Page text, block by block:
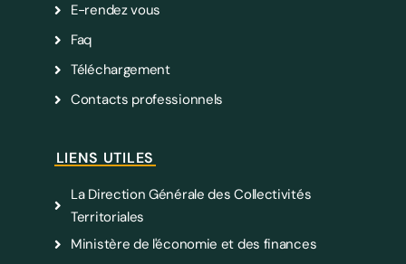
E-rendez vous
Faq
Téléchargement
Contacts professionnels
LIENS UTILES
La Direction Générale des Collectivités
Territoriales
Ministère de l'économie et des finances